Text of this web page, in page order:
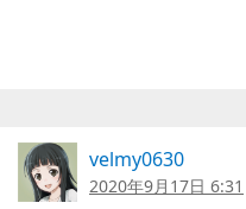
velmy0630
2020年9月17日 6:31